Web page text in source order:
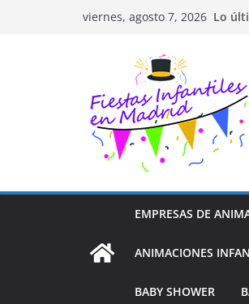
viernes, agosto 7, 2026 Lo
EMPRESAS DE
ANIMACIONES
BABY SHOWER